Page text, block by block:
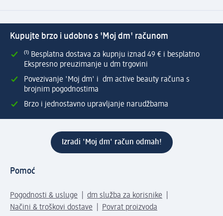
Kupujte brzo i udobno s 'Moj dm' računom
⁽¹⁾ Besplatna dostava za kupnju iznad 49 € i besplatno
Ekspresno preuzimanje u dm trgovini
Povezivanje 'Moj dm' i dm active beauty računa s
brojnim pogodnostima
Brzo i jednostavno upravljanje narudžbama
Izradi 'Moj dm' račun odmah!
Pomoć
Pogodnosti & usluge
dm služba za korisnike
Načini & troškovi dostave
Povrat proizvoda